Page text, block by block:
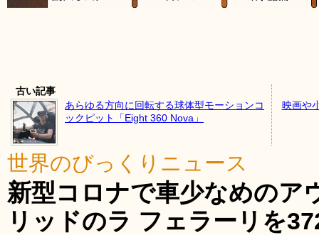
古い記事
あらゆる方向に回転する球体型モーションコ
ックピット「Eight 360 Nova」
映画や
世界のびっくりニュース
新型コロナで車少なめのア
リッドのラ フェラーリを